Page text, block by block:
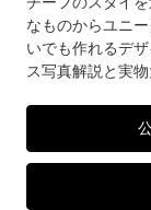
なものからユニ
いでも作れるデ
ス写真解説と実物